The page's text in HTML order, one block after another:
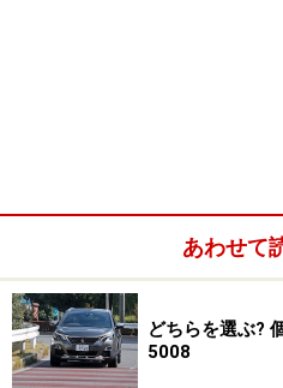
あわせて
どちらを選ぶ?
5008